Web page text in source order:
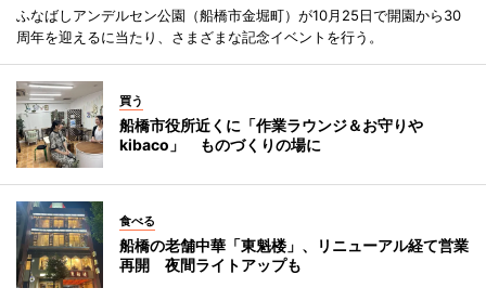
ふなばしアンデルセン公園（船橋市金堀町）が10月25日で開園から30
周年を迎えるに当たり、さまざまな記念イベントを行う。
買う
船橋市役所近くに「作業ラウンジ＆お守りや
kibaco」 ものづくりの場に
食べる
船橋の老舗中華「東魁楼」、リニューアル経て営業
再開 夜間ライトアップも